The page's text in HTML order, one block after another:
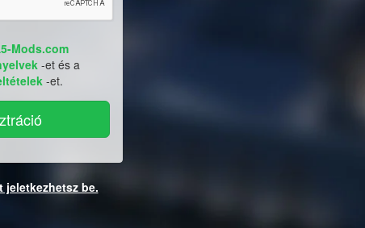
Mods.com
-et és a
-et.
jeletkezhetsz be.